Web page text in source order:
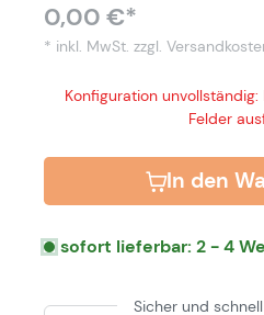
0,00 €*
* inkl. MwSt. zzgl.
Konfiguration
Felder
In den
sofort lieferbar: 2 - 4
Sicher und